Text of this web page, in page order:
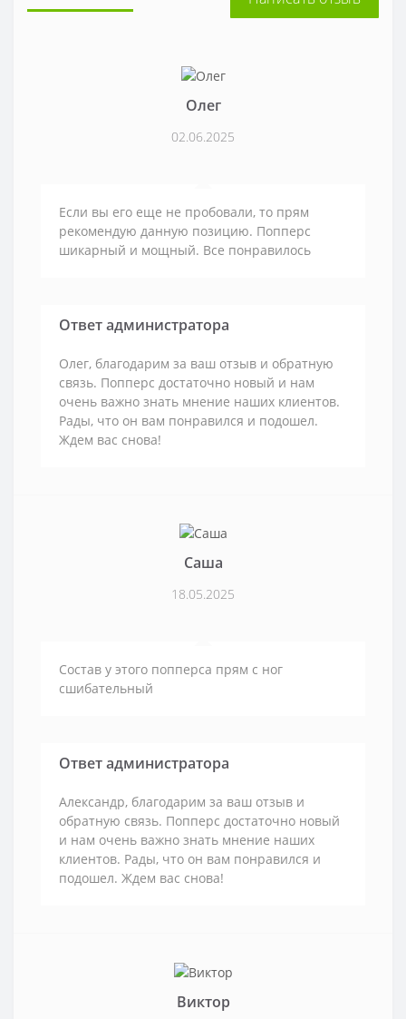
Олег
02.06.2025
Если вы его еще не пробовали, то прям
рекомендую данную позицию. Попперс
шикарный и мощный. Все понравилось
Ответ администратора
Олег, благодарим за ваш отзыв и обратную
связь. Попперс достаточно новый и нам
очень важно знать мнение наших клиентов.
Рады, что он вам понравился и подошел.
Ждем вас снова!
Саша
18.05.2025
Состав у этого попперса прям с ног
сшибательный
Ответ администратора
Александр, благодарим за ваш отзыв и
обратную связь. Попперс достаточно новый
и нам очень важно знать мнение наших
клиентов. Рады, что он вам понравился и
подошел. Ждем вас снова!
Виктор